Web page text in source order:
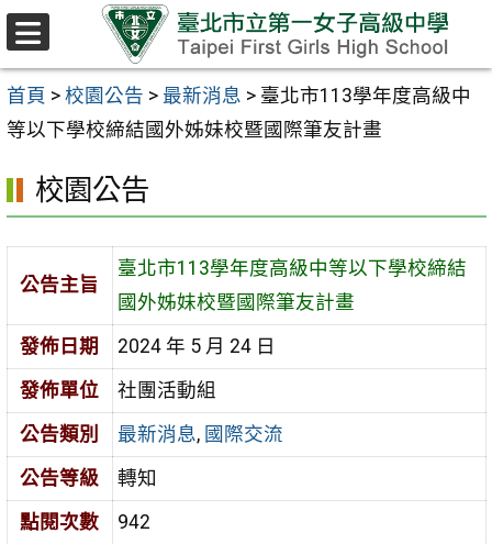
跳至主要內容區
首頁 > 校園公告 > 最新消息 > 臺北市113學年度高級中
等以下學校締結國外姊妹校暨國際筆友計畫
校園公告
公告主旨
臺北市113學年度高級中等以下學校締結
國外姊妹校暨國際筆友計畫
發佈日期
2024 年 5 月 24 日
發佈單位
社團活動組
公告類別
最新消息, 國際交流
公告等級
轉知
點閱次數
942
選
單